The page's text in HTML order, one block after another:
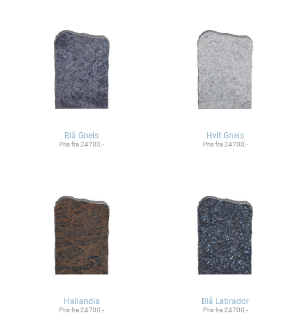
Blå Gneis
Pris fra 24700,-
Hvit Gneis
Pris fra 24700,-
Hallandia
Pris fra 24700,-
Blå Labrador
Pris fra 24700,-